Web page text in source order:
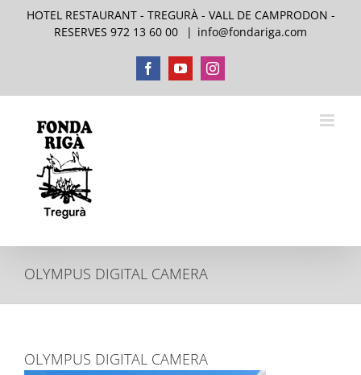
HOTEL RESTAURANT - TREGURÀ - VALL DE CAMPRODON -
RESERVES 972 13 60 00
| info@fondariga.com
FacebookYouTubeInstagram
OLYMPUS DIGITAL CAMERA
OLYMPUS DIGITAL CAMERA